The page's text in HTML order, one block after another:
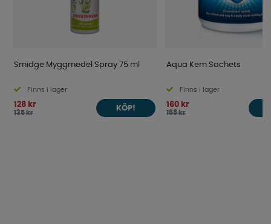
Smidge Myggmedel Spray 75 ml
Finns i lager
128 kr
135 kr
KÖP!
Aqua Kem Sachets
Finns i lager
160 kr
168 kr